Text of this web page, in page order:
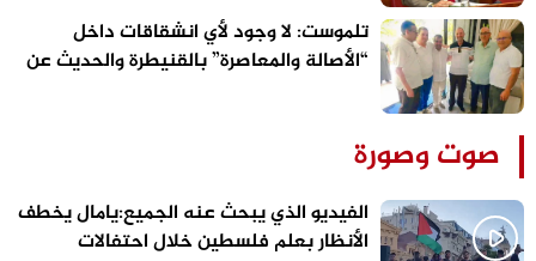
تلموست: لا وجود لأي انشقاقات داخل
“الأصالة والمعاصرة” بالقنيطرة والحديث عن
صوت وصورة
الفيديو الذي يبحث عنه الجميع:يامال يخطف
الأنظار بعلم فلسطين خلال احتفالات